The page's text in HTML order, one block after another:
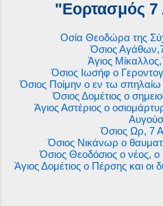
"Εορτασμός
Οσία Θεοδώρα της
Όσιος
Άγιος
Όσιος Ιωσήφ ο
Όσιος Ποίμην ο εν τω
Όσιος Δομέτιος ο
Άγιος Αστέριος ο
Όσιος Ωρ, 7
Όσιος Νικάνωρ ο
Όσιος Θεοδόσιος ο νέος, ο
Άγιος Δομέτιος ο Πέρσης και οι